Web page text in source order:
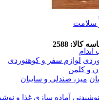
سلامت
اندام
لوازم سفر و کوهنوردی
و کلمن
میز، صندلی و سایبان
آماده سازی غذا و
کالا: 2588